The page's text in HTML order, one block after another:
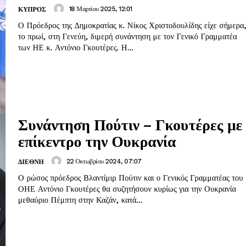
ΚΥΠΡΟΣ 18 Μαρτίου 2025, 12:01
Ο Πρόεδρος της Δημοκρατίας κ. Νίκος Χριστοδουλίδης είχε σήμερα,
το πρωί, στη Γενεύη, διμερή συνάντηση με τον Γενικό Γραμματέα
των ΗΕ κ. Αντόνιο Γκουτέρες. Η...
Συνάντηση Πούτιν – Γκουτέρες με
επίκεντρο την Ουκρανία
ΔΙΕΘΝΗ 22 Οκτωβρίου 2024, 07:07
Ο ρώσος πρόεδρος Βλαντίμιρ Πούτιν και ο Γενικός Γραμματέας του
ΟΗΕ Αντόνιο Γκουτέρες θα συζητήσουν κυρίως για την Ουκρανία
μεθαύριο Πέμπτη στην Καζάν, κατά...